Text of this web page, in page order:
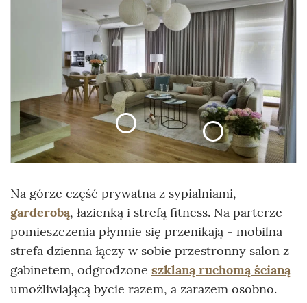
Na górze część prywatna z sypialniami,
garderobą, łazienką i strefą fitness. Na parterze
pomieszczenia płynnie się przenikają - mobilna
strefa dzienna łączy w sobie przestronny salon z
gabinetem, odgrodzone szklaną ruchomą ścianą
umożliwiającą bycie razem, a zarazem osobno.